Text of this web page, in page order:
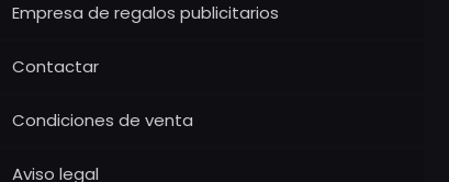
Empresa de regalos publicitarios
Contactar
Condiciones de venta
Aviso legal